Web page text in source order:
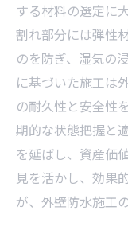
する材料の選定に
割れ部分には弾性
のを防ぎ、湿気の
に基づいた施工は
の耐久性と安全性
期的な状態把握と
を延ばし、資産価
見を活かし、効果
が、外壁防水施工